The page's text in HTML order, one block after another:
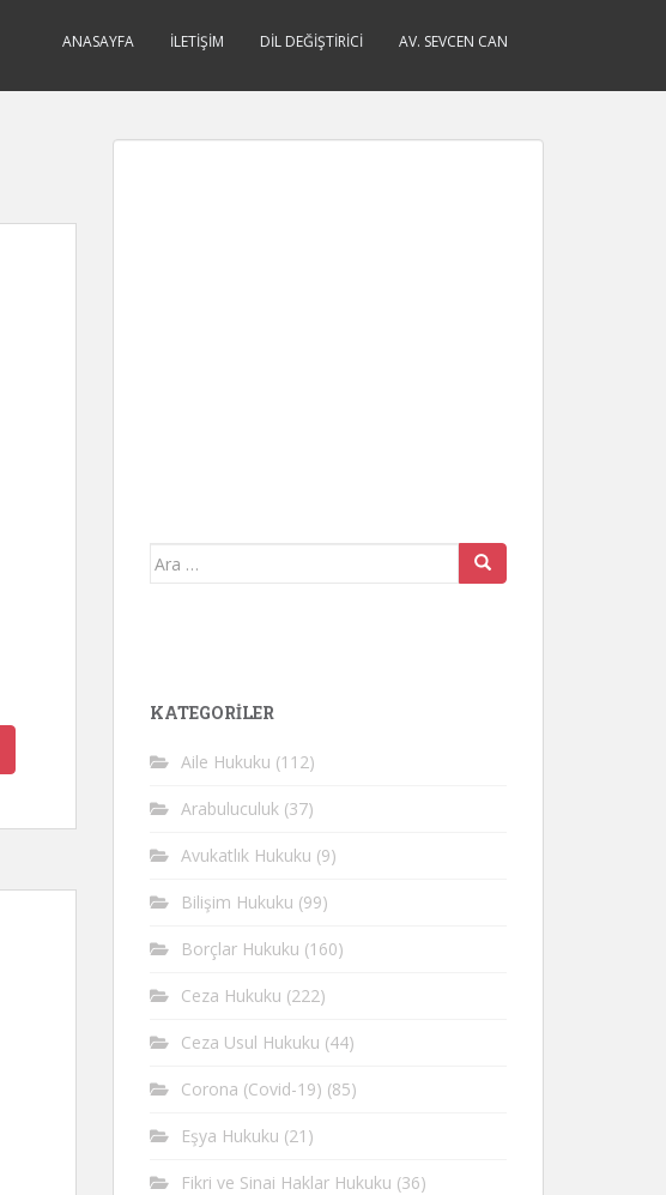
ANASAYFA İLETIŞIM DIL DEĞIŞTIRICI AV. SEVCEN CAN
Arama
KATEGORİLER
Aile Hukuku (112)
Arabuluculuk (37)
Avukatlık Hukuku (9)
Bilişim Hukuku (99)
Borçlar Hukuku (160)
Ceza Hukuku (222)
Ceza Usul Hukuku (44)
Corona (Covid-19) (85)
Eşya Hukuku (21)
Fikri ve Sinai Haklar Hukuku (36)